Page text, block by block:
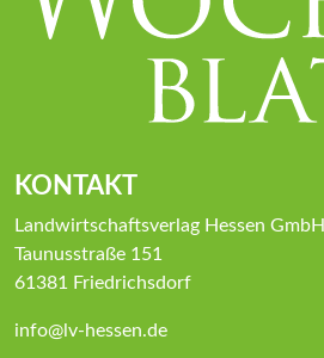
KONTAKT
Landwirtschaftsverlag Hessen GmbH
Taunusstraße 151
61381 Friedrichsdorf
info@lv-hessen.de